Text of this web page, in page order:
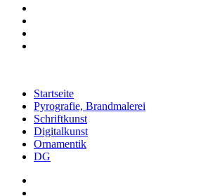
Startseite
Pyrografie, Brandmalerei
Schriftkunst
Digitalkunst
Ornamentik
DG